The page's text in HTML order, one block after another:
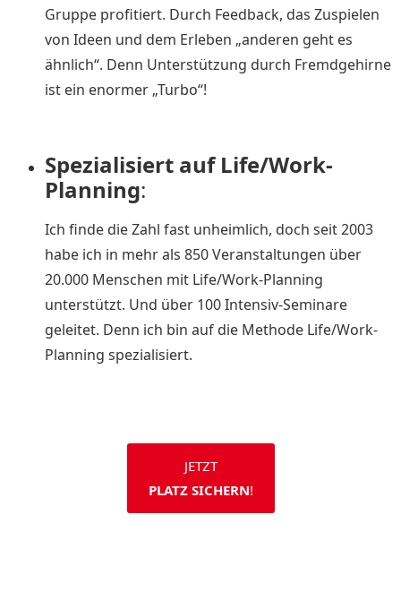
Gruppe profitiert. Durch Feedback, das Zuspielen
von Ideen und dem Erleben „anderen geht es
ähnlich“. Denn Unterstützung durch Fremdgehirne
ist ein enormer „Turbo“!
Spezialisiert auf Life/Work-
Planning:
Ich finde die Zahl fast unheimlich, doch seit 2003
habe ich in mehr als 850 Veranstaltungen über
20.000 Menschen mit Life/Work-Planning
unterstützt. Und über 100 Intensiv-Seminare
geleitet. Denn ich bin auf die Methode Life/Work-
Planning spezialisiert.
JETZT
PLATZ SICHERN!